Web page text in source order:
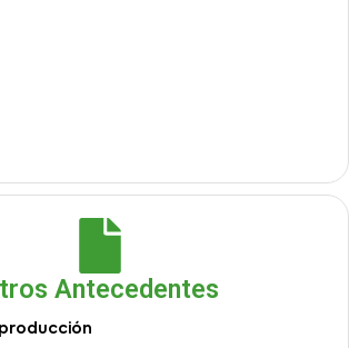
Antecedentes